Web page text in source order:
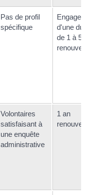
Pas de profil
spécifique
d'une
de 1 à 5
Volontaires
satisfaisant à
une enquête
administrative
1 an